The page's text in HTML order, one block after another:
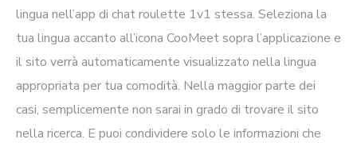
lingua nell’app di chat roulette 1v1 stessa. Seleziona la
tua lingua accanto all’icona CooMeet sopra l’applicazione e
il sito verrà automaticamente visualizzato nella lingua
appropriata per tua comodità. Nella maggior parte dei
casi, semplicemente non sarai in grado di trovare il sito
nella ricerca. E puoi condividere solo le informazioni che